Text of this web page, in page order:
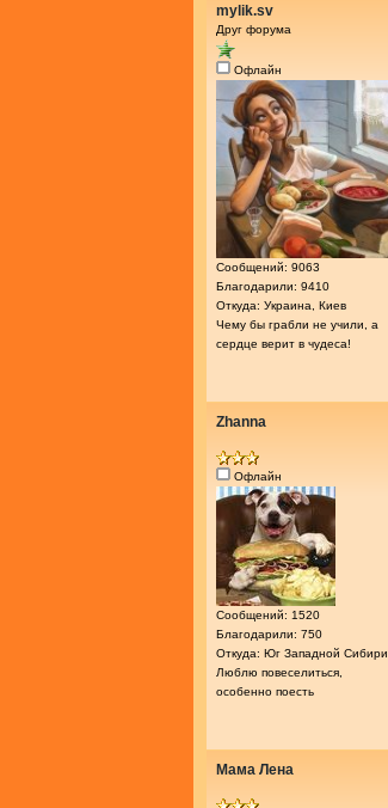
mylik.sv
Друг форума
Офлайн
Сообщений: 9063
Благодарили: 9410
Откуда: Украина, Киев
Чему бы грабли не учили, а
сердце верит в чудеса!
Zhanna
Офлайн
Сообщений: 1520
Благодарили: 750
Откуда: Юг Западной Сибири
Люблю повеселиться,
особенно поесть
Мама Лена